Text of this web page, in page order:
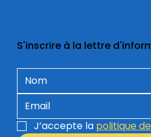
S'inscrire à la lettre
J’accepte la politique